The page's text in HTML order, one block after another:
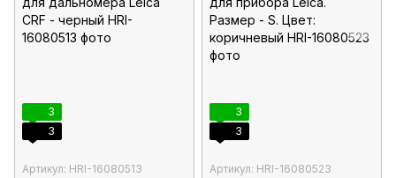
3
3
Артикул: HRI-16080513
3
3
Артикул: HRI-16080523